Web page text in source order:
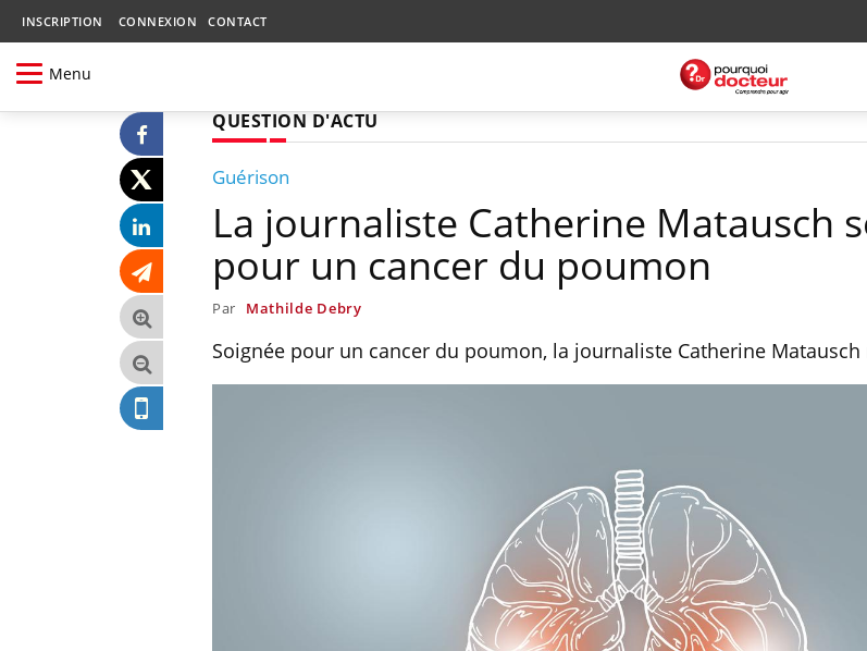
INSCRIPTION CONNEXION CONTACT
Menu
QUESTION D'ACTU
Guérison
La journaliste Catherine Matausch
pour un cancer du poumon
Par Mathilde Debry
Soignée pour un cancer du poumon, la journaliste Catherine
Comment oublier les
écrans en vacances ?